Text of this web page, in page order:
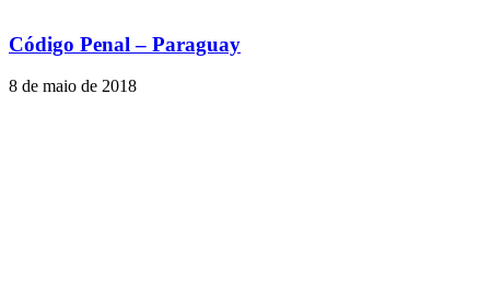
Código Penal – Paraguay
8 de maio de 2018